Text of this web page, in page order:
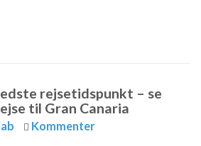
rejsetidspunkt – se
til Gran Canaria
Kommenter